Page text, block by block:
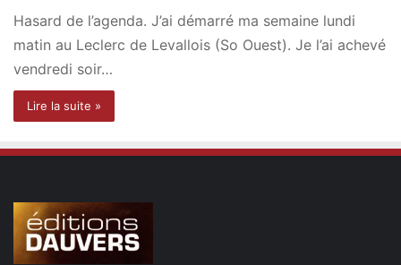
Hasard de l’agenda. J’ai démarré ma semaine lundi
matin au Leclerc de Levallois (So Ouest). Je l’ai achevé
vendredi soir…
Lire la suite »